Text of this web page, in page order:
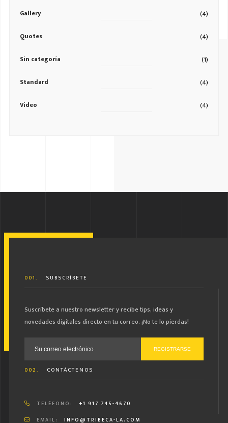
Gallery (4)
Quotes (4)
Sin categoría (1)
Standard (4)
Video (4)
001. SUBSCRÍBETE
Suscríbete a nuestro newsletter y recibe tips, ideas y
novedades digitales directo en tu correo. ¡No te lo pierdas!
002. CONTÁCTENOS
TELÉFONO:
+1 917 745-4670
EMAIL:
INFO@TRIBECA-LA.COM